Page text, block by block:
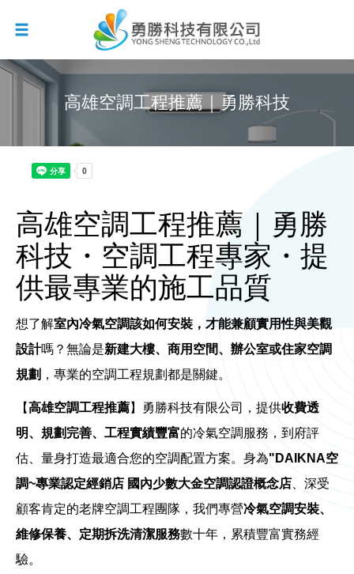
高雄空調工程推薦｜勇勝科技
高雄空調工程推薦｜
勇勝
科技 ・空調工程專家・提
供最專業的施工品質
想了解室內冷氣空調該如何安裝，才能兼顧實用性與美觀
設計嗎？無論是新建大樓、商用空間、辦公室或住家空調
規劃 ，專業的空調工程規劃都是關鍵。
【高雄空調工程推薦】勇勝科技有限公司，提供收費透
明、規劃完善、工程實績豐富的冷氣空調服務，到府評
估、量身打造最適合您的空調配置方案。身為"DAIKNA空
調~專業認定經銷店 國內少數大金空調認證概念店 、深受
顧客肯定的老牌空調工程團隊，我們專營冷氣空調安裝、
維修保養、定期拆洗清潔服務數十年，累積豐富實務經
驗。